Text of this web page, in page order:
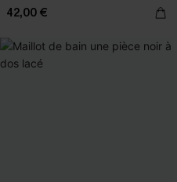
42,00 €